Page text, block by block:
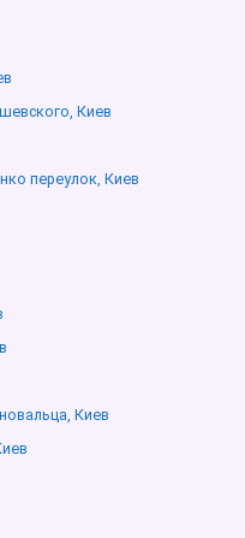
Киев
переулок, Киев
Киев